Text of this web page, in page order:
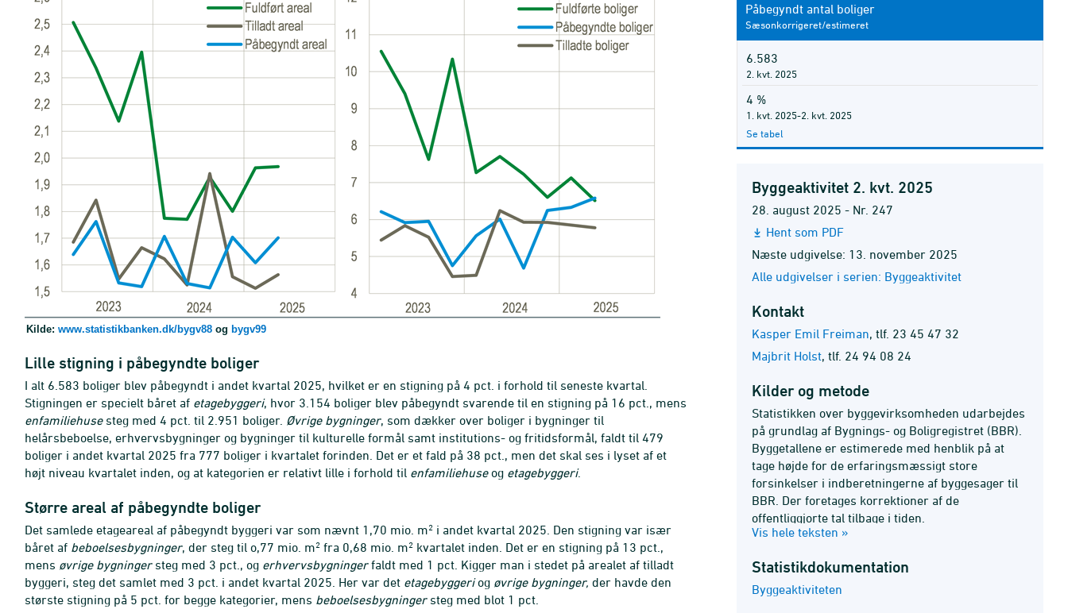
Kilde: www.statistikbanken.dk/bygv88 og bygv99
Lille stigning i påbegyndte boliger
I alt 6.583 boliger blev påbegyndt i andet kvartal 2025, hvilket er en stigning på 4 pct. i forhold til seneste kvartal.
Stigningen er specielt båret af etagebyggeri, hvor 3.154 boliger blev påbegyndt svarende til en stigning på 16 pct., mens
enfamiliehusesteg med 4 pct. til 2.951 boliger. Øvrige bygninger, som dækker over boliger i bygninger til
helårsbeboelse, erhvervsbygninger og bygninger til kulturelle formål samt institutions- og fritidsformål, faldt til 479
boliger i andet kvartal 2025 fra 777 boliger i kvartalet forinden. Det er et fald på 38 pct., men det skal ses i lyset af et
højt niveau kvartalet inden, og at kategorien er relativt lille i forhold til enfamiliehuseog etagebyggeri.
Større areal af påbegyndte boliger
Det samlede etageareal af påbegyndt byggeri var som nævnt 1,70 mio. m2 i andet kvartal 2025. Den stigning var især
båret af beboelsesbygninger, der steg til o,77 mio. m2 fra 0,68 mio. m2 kvartalet inden. Det er en stigning på 13 pct.,
mens øvrige bygningersteg med 3 pct., og erhvervsbygningerfaldt med 1 pct. Kigger man i stedet på arealet af tilladt
byggeri, steg det samlet med 3 pct. i andet kvartal 2025. Her var det etagebyggeriog øvrige bygninger, der havde den
største stigning på 5 pct. for begge kategorier, mens beboelsesbygningersteg med blot 1 pct.
Påbegyndt antal boliger
Sæsonkorrigeret/estimeret
6.583
2. kvt. 2025
4 %
1. kvt. 2025-2. kvt. 2025
Se tabel
Byggeaktivitet 2. kvt. 2025
28. august 2025 - Nr. 247
Hent som PDF
Næste udgivelse: 13. november 2025
Alle udgivelser i serien: Byggeaktivitet
Kontakt
Kasper Emil Freiman, tlf. 23 45 47 32
Majbrit Holst, tlf. 24 94 08 24
Kilder og metode
Statistikken over byggevirksomheden udarbejdes
på grundlag af Bygnings- og Boligregistret (BBR).
Byggetallene er estimerede med henblik på at
tage højde for de erfaringsmæssigt store
forsinkelser i indberetningerne af byggesager til
BBR. Der foretages korrektioner af de
offentliggjorte tal tilbage i tiden.
Vis hele teksten »
Statistik­dokumentation
Byggeaktiviteten